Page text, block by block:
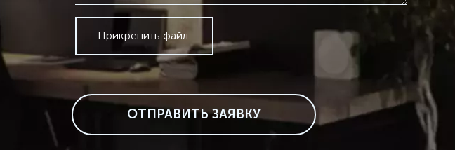
Прикрепить файл
ОТПРАВИТЬ ЗАЯВКУ